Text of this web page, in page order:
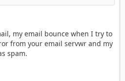
my email bounce when I try to
from your email servwr and my
spam.